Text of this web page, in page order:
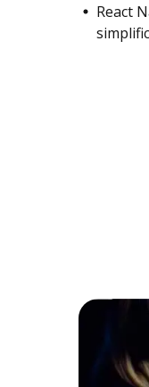
React